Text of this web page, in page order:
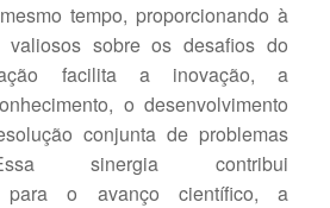
tempo, proporcionando à
valiosos sobre os desafios do
facilita a inovação, a
o desenvolvimento
conjunta de problemas
sinergia contribui
para o avanço científico, a